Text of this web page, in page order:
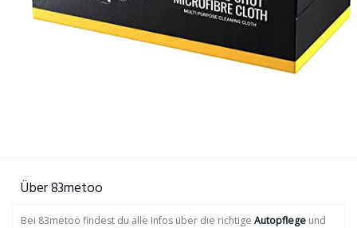
Über 83metoo
Bei 83metoo findest du alle Infos über die richtige Autopflege und